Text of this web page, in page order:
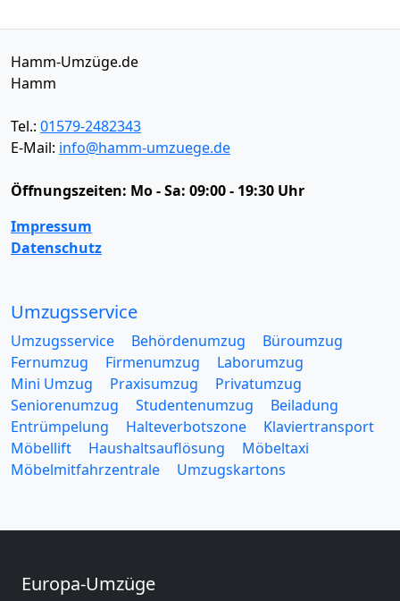
Hamm-Umzüge.de
Hamm
Tel.: 01579-2482343
E-Mail: info@hamm-umzuege.de
Öffnungszeiten: Mo - Sa: 09:00 - 19:30 Uhr
Impressum
Datenschutz
Umzugsservice
Umzugsservice Behördenumzug
Büroumzug
Fernumzug
Firmenumzug
Laborumzug
Mini Umzug
Praxisumzug
Privatumzug
Seniorenumzug
Studentenumzug
Beiladung
Entrümpelung
Halteverbotszone
Klaviertransport
Möbellift
Haushaltsauflösung
Möbeltaxi
Möbelmitfahrzentrale
Umzugskartons
Europa-Umzüge